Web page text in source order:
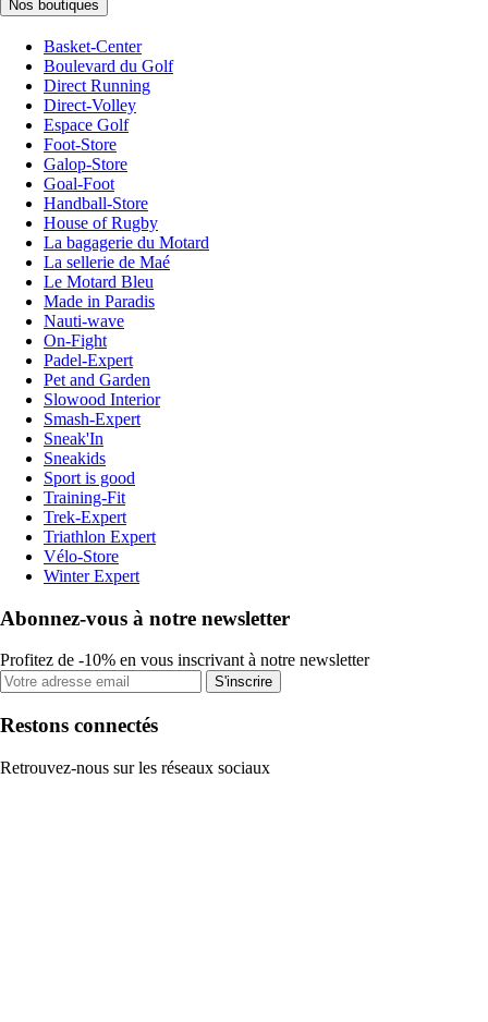
Nos boutiques
Basket-Center
Boulevard du Golf
Direct Running
Direct-Volley
Espace Golf
Foot-Store
Galop-Store
Goal-Foot
Handball-Store
House of Rugby
La bagagerie du Motard
La sellerie de Maé
Le Motard Bleu
Made in Paradis
Nauti-wave
On-Fight
Padel-Expert
Pet and Garden
Slowood Interior
Smash-Expert
Sneak'In
Sneakids
Sport is good
Training-Fit
Trek-Expert
Triathlon Expert
Vélo-Store
Winter Expert
Abonnez-vous à notre newsletter
Profitez de -10% en vous inscrivant à notre newsletter
S'inscrire
Restons connectés
Retrouvez-nous sur les réseaux sociaux